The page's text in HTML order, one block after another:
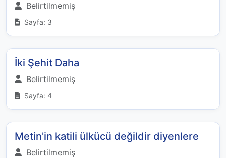
Belirtilmemiş
Sayfa: 3
İki Şehit Daha
Belirtilmemiş
Sayfa: 4
Metin'in katili ülkücü değildir diyenlere
Belirtilmemiş